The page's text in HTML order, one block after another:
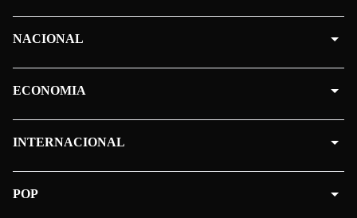
NACIONAL
ECONOMIA
INTERNACIONAL
POP